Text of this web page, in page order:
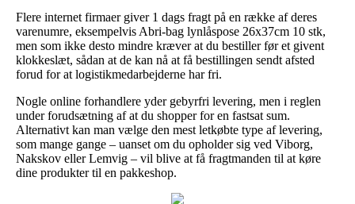
Flere internet firmaer giver 1 dags fragt på en række af deres
varenumre, eksempelvis Abri-bag lynlåspose 26x37cm 10 stk,
men som ikke desto mindre kræver at du bestiller før et givent
klokkeslæt, sådan at de kan nå at få bestillingen sendt afsted
forud for at logistikmedarbejderne har fri.
Nogle online forhandlere yder gebyrfri levering, men i reglen
under forudsætning af at du shopper for en fastsat sum.
Alternativt kan man vælge den mest letkøbte type af levering,
som mange gange – uanset om du opholder sig ved Viborg,
Nakskov eller Lemvig – vil blive at få fragtmanden til at køre
dine produkter til en pakkeshop.